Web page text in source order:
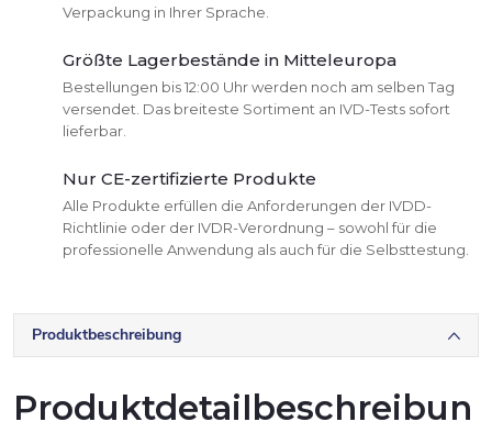
Verpackung in Ihrer Sprache.
Größte Lagerbestände in Mitteleuropa
Bestellungen bis 12:00 Uhr werden noch am selben Tag
versendet. Das breiteste Sortiment an IVD-Tests sofort
lieferbar.
Nur CE-zertifizierte Produkte
Alle Produkte erfüllen die Anforderungen der IVDD-
Richtlinie oder der IVDR-Verordnung – sowohl für die
professionelle Anwendung als auch für die Selbsttestung.
Produktbeschreibung
Produktdetailbeschreibun